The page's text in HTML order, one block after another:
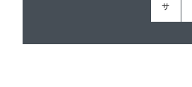
サ